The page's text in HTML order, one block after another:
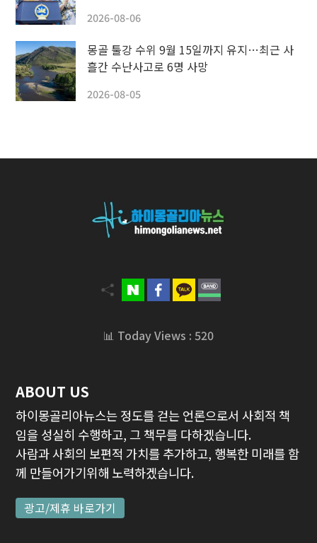
2026-08-06
몽골 툴강 수위 9월 15일까지 유지…최근 사
흘간 수난사고로 6명 사망
2026-08-05
📊 Today Views : 520
ABOUT US
하이몽골리아뉴스는 정도를 걷는 언론으로서 사회적 책
임을 성실히 수행하고, 그 책무를 다하겠습니다.
사람과 사회의 보편적 가치를 추가하고, 행복한 미래를 함
께 만들어가기위해 노력하겠습니다.
광고/제휴 바로가기